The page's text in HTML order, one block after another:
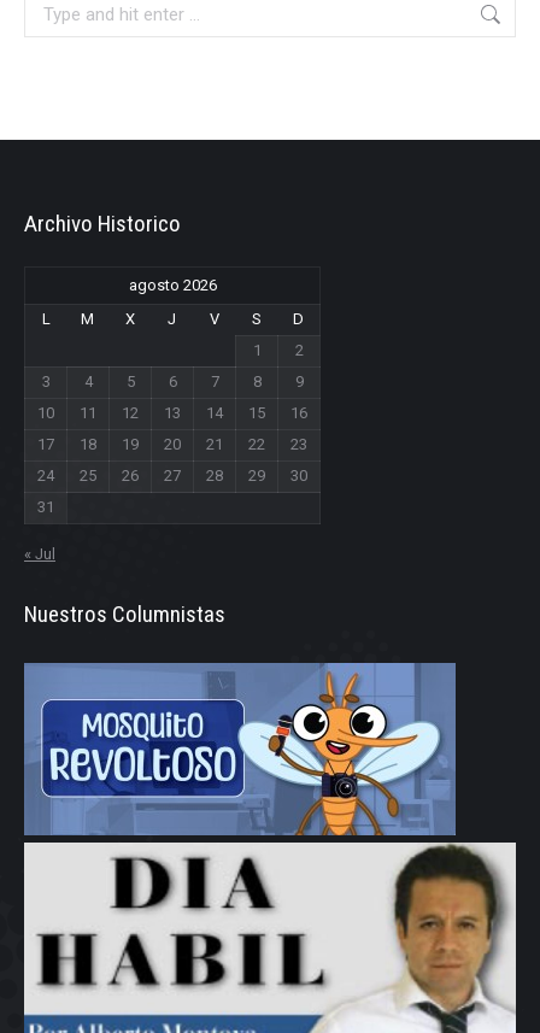
Archivo Historico
agosto 2026
L
M X J V S
D
1
2
3
4 5 6 7 8
9
10
11 12 13 14 15
16
17
18 19 20 21 22
23
24
25 26 27 28 29
30
31
« Jul
Nuestros Columnistas